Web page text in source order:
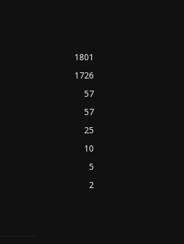
1801
1726
57
57
25
10
5
2